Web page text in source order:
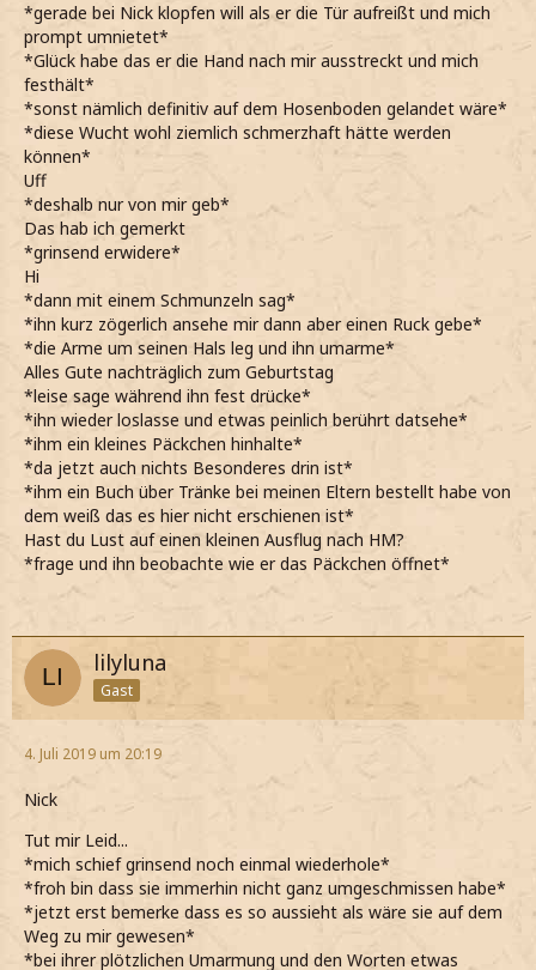
*gerade bei Nick klopfen will als er die Tür aufreißt und mich
prompt umnietet*
*Glück habe das er die Hand nach mir ausstreckt und mich
festhält*
*sonst nämlich definitiv auf dem Hosenboden gelandet wäre*
*diese Wucht wohl ziemlich schmerzhaft hätte werden
können*
Uff
*deshalb nur von mir geb*
Das hab ich gemerkt
*grinsend erwidere*
Hi
*dann mit einem Schmunzeln sag*
*ihn kurz zögerlich ansehe mir dann aber einen Ruck gebe*
*die Arme um seinen Hals leg und ihn umarme*
Alles Gute nachträglich zum Geburtstag
*leise sage während ihn fest drücke*
*ihn wieder loslasse und etwas peinlich berührt datsehe*
*ihm ein kleines Päckchen hinhalte*
*da jetzt auch nichts Besonderes drin ist*
*ihm ein Buch über Tränke bei meinen Eltern bestellt habe von
dem weiß das es hier nicht erschienen ist*
Hast du Lust auf einen kleinen Ausflug nach HM?
*frage und ihn beobachte wie er das Päckchen öffnet*
lilyluna
Gast
4. Juli 2019 um 20:19
Nick
Tut mir Leid...
*mich schief grinsend noch einmal wiederhole*
*froh bin dass sie immerhin nicht ganz umgeschmissen habe*
*jetzt erst bemerke dass es so aussieht als wäre sie auf dem
Weg zu mir gewesen*
*bei ihrer plötzlichen Umarmung und den Worten etwas